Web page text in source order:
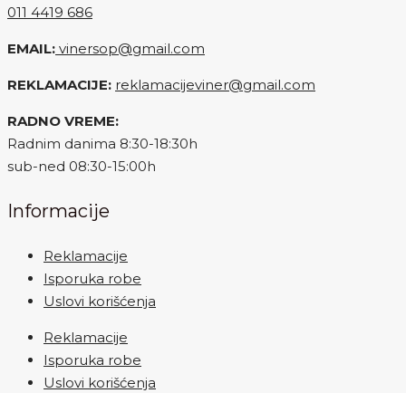
011 4419 686
EMAIL: vinersop@gmail.com
REKLAMACIJE: reklamacijeviner@gmail.com
RADNO VREME:
Radnim danima 8:30-18:30h
sub-ned 08:30-15:00h
Informacije
Reklamacije
Isporuka robe
Uslovi korišćenja
Reklamacije
Isporuka robe
Uslovi korišćenja